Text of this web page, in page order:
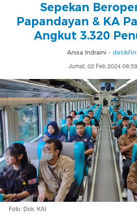
Sepekan
Papandayan & KA
Angkut 3.320
Anisa Indraini -
Jumat, 02 Feb 2024
Foto: Dok. KAI